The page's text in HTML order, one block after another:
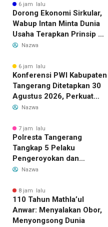
6 jam lalu
Dorong Ekonomi Sirkular,
Wabup Intan Minta Dunia
Usaha Terapkan Prinsip 3R
dalam Pengelolaan Limbah
Nazwa
6 jam lalu
Konferensi PWI Kabupaten
Tangerang Ditetapkan 30
Agustus 2026, Perkuat
Demokrasi dan Soliditas
Nazwa
7 jam lalu
Polresta Tangerang
Tangkap 5 Pelaku
Pengeroyokan dan
Kekerasan Seksual di
Nazwa
8 jam lalu
110 Tahun Mathla’ul
Anwar: Menyalakan Obor,
Menyongsong Dunia